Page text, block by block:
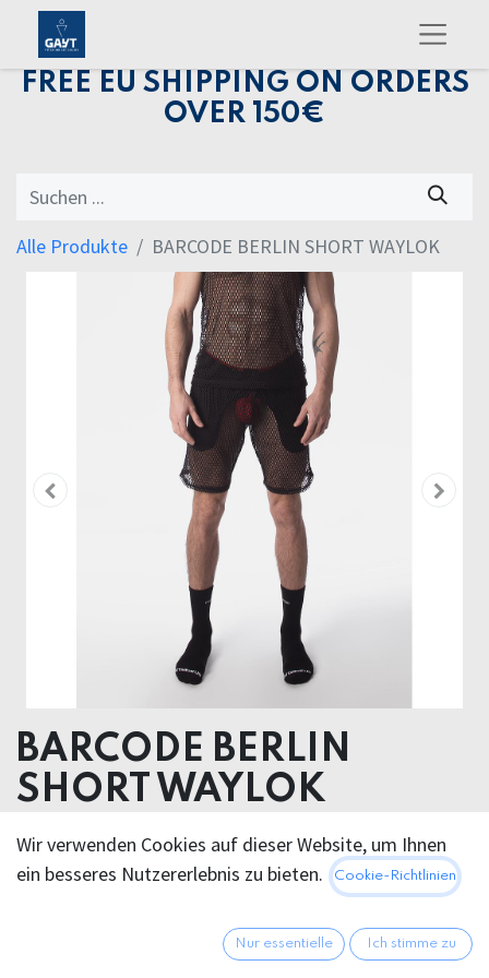
FREE EU SHIPPING ON ORDERS
OVER 150€
Alle Produkte BARCODE BERLIN SHORT WAYLOK
BARCODE BERLIN
SHORT WAYLOK
60% Tencel TM ( Modal) 40% Polyester
60,95€ Alle Preise inkl. MwSt.zzgl.
Wir verwenden Cookies auf dieser Website, um Ihnen
ein besseres Nutzererlebnis zu bieten.
Cookie-Richtlinien
Nur essentielle Ich stimme zu